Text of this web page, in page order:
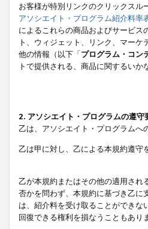
お客様が特別リンクのクリックス
アソシエイト・プログラム紹介料率
によるこれらの商品およびサービ
ト、ウィジェット、リンク、マー
他の情報（以下「プログラム・コン
トで提供される、商品に関するい
2. アソシエイト・プログラムの遵守
乙は、アソシエイト・プログラムへ
乙は甲に対し、乙による本規約遵守
乙が本規約またはその他の適用され
否かを問わず、本規約に基づき乙に
は、紹介料を受け取ることができ
回復できる権利を損なうこともあり